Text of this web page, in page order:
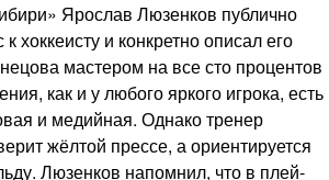
Ярослав Люзенков публично
хоккеисту и конкретно описал его
мастером на все сто процентов
как и у любого яркого игрока, есть
и медийная. Однако тренер
жёлтой прессе, а ориентируется
Люзенков напомнил, что в плей-